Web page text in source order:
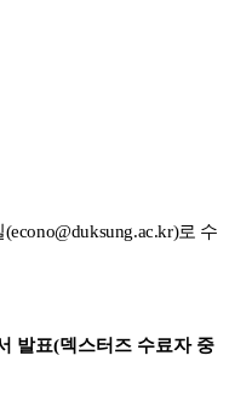
(econo@duksung.ac.kr)로 수
발표(덱스터즈 수료자 중